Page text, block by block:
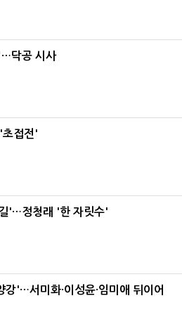
닥공 시사
초접전'
'…정청래 '한 자릿수'
'…서미화·이성윤·임미애 뒤이어